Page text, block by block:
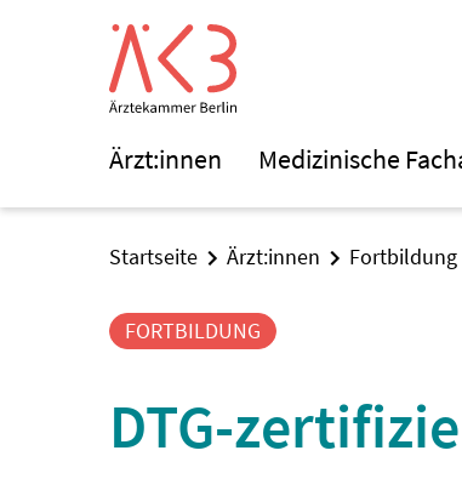
Ärzt:innen Medizinische
Startseite Ärzt:innen Fortbildung
FORTBILDUNG
DTG-